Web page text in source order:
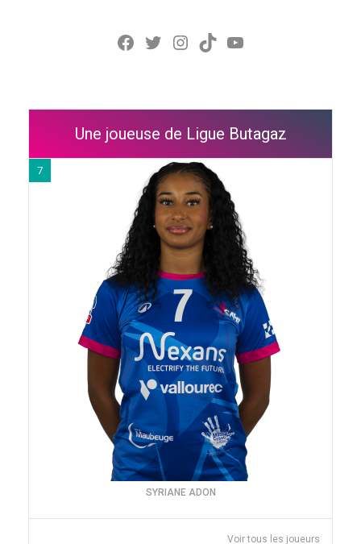
Facebook
Twitter
Instagram
TikTokYouTube
Une joueuse de Ligue Butagaz
7
SYRIANE ADON
Voir tous les joueurs